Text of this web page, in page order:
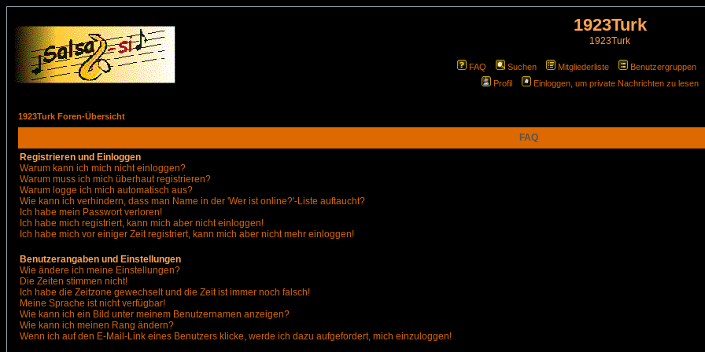
1923Turk
1923Turk
FAQ Suchen Mitgliederliste Benutzergruppen
Profil
Einloggen, um private Nachrichten zu lesen
1923Turk Foren-Übersicht
FAQ
Registrieren und Einloggen
Warum kann ich mich nicht einloggen?
Warum muss ich mich überhaut registrieren?
Warum logge ich mich automatisch aus?
Wie kann ich verhindern, dass man Name in der 'Wer ist online?'-Liste auftaucht?
Ich habe mein Passwort verloren!
Ich habe mich registriert, kann mich aber nicht einloggen!
Ich habe mich vor einiger Zeit registriert, kann mich aber nicht mehr einloggen!
Benutzerangaben und Einstellungen
Wie ändere ich meine Einstellungen?
Die Zeiten stimmen nicht!
Ich habe die Zeitzone gewechselt und die Zeit ist immer noch falsch!
Meine Sprache ist nicht verfügbar!
Wie kann ich ein Bild unter meinem Benutzernamen anzeigen?
Wie kann ich meinen Rang ändern?
Wenn ich auf den E-Mail-Link eines Benutzers klicke, werde ich dazu aufgefordert, mich einzuloggen!